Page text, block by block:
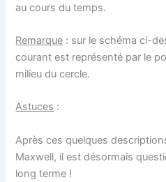
au cours du temps.
Remarque : sur le schéma ci-
courant est représenté par le
milieu du cercle.
Astuces :
Après ces quelques
Maxwell, il est désormais
long terme !